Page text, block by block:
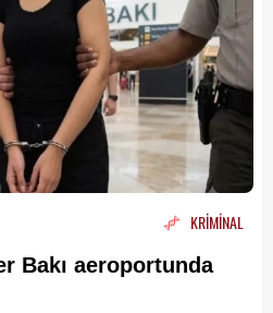
KRİMİNAL
Bakı aeroportunda